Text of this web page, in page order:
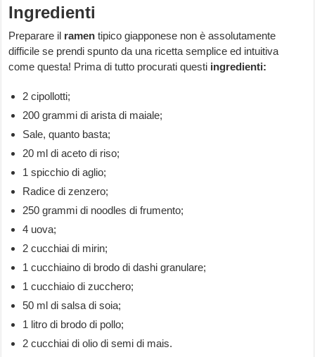
Ingredienti
Preparare il ramen tipico giapponese non è assolutamente
difficile se prendi spunto da una ricetta semplice ed intuitiva
come questa! Prima di tutto procurati questi ingredienti:
2 cipollotti;
200 grammi di arista di maiale;
Sale, quanto basta;
20 ml di aceto di riso;
1 spicchio di aglio;
Radice di zenzero;
250 grammi di noodles di frumento;
4 uova;
2 cucchiai di mirin;
1 cucchiaino di brodo di dashi granulare;
1 cucchiaio di zucchero;
50 ml di salsa di soia;
1 litro di brodo di pollo;
2 cucchiai di olio di semi di mais.